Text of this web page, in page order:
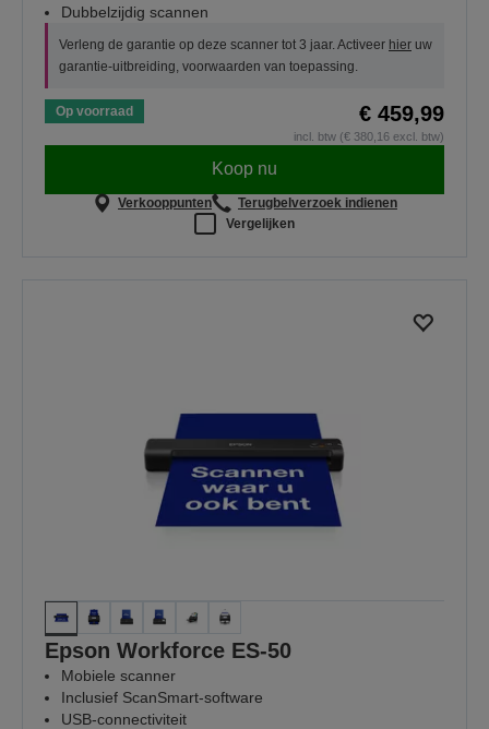
Dubbelzijdig scannen
Verleng de garantie op deze scanner tot 3 jaar. Activeer hier uw
garantie-uitbreiding, voorwaarden van toepassing.
Op voorraad € 459,99
incl. btw (€ 380,16 excl. btw)
Koop nu
Verkooppunten
Terugbelverzoek indienen
Vergelijken
Epson Workforce ES-50
Mobiele scanner
Inclusief ScanSmart-software
USB-connectiviteit